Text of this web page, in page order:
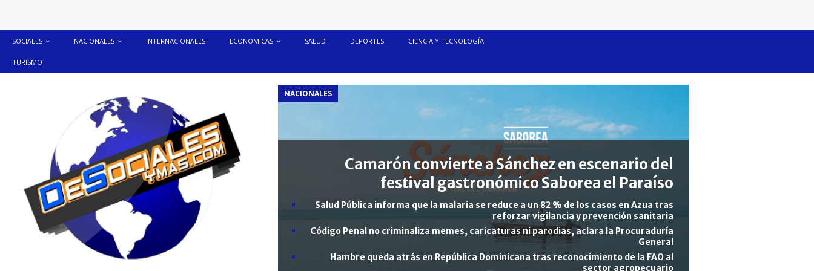
SOCIALES NACIONALES INTERNACIONALES ECONOMICAS SALUD DEPORTES CIENCIA Y TECNOLOGÍA
TURISMO
NACIONALES
Camarón convierte a Sánchez en escenario del
festival gastronómico Saborea el Paraíso
Salud Pública informa que la malaria se reduce a un 82 % de los casos en Azua tras
reforzar vigilancia y prevención sanitaria
Código Penal no criminaliza memes, caricaturas ni parodias, aclara la Procuraduría
General
Hambre queda atrás en República Dominicana tras reconocimiento de la FAO al
sector agropecuario